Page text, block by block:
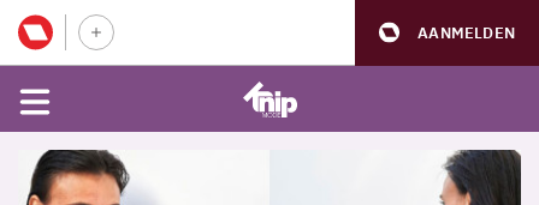
AANMELDEN